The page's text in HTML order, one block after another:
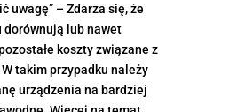
uwagę” – Zdarza się, że
dorównują lub nawet
koszty związane z
takim przypadku należy
urządzenia na bardziej